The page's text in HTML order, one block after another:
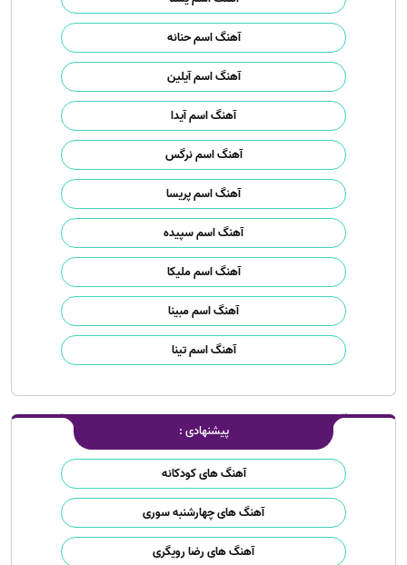
آهنگ اسم حنانه
آهنگ اسم آیلین
آهنگ اسم آیدا
آهنگ اسم نرگس
آهنگ اسم پریسا
آهنگ اسم سپیده
آهنگ اسم ملیکا
آهنگ اسم مبینا
آهنگ اسم تینا
پیشنهادی :
آهنگ های کودکانه
آهنگ های چهارشنبه سوری
آهنگ های رضا رویگری